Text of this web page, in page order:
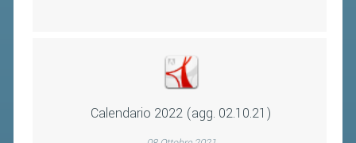
Calendario 2022 (agg. 02.10.21)
TAPPE REGIONALI AIRBADMINTON
PICKLEBALL